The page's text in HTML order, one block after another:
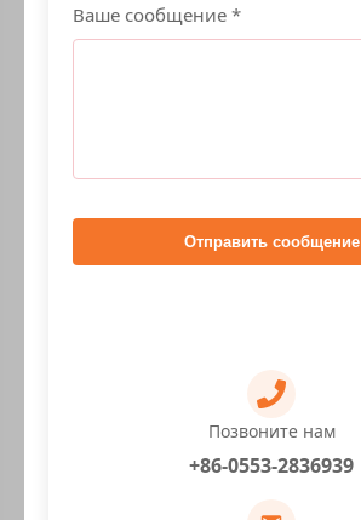
Ваше сообщение *
Отправить сообщение
Позвоните нам
+86-0553-2836939